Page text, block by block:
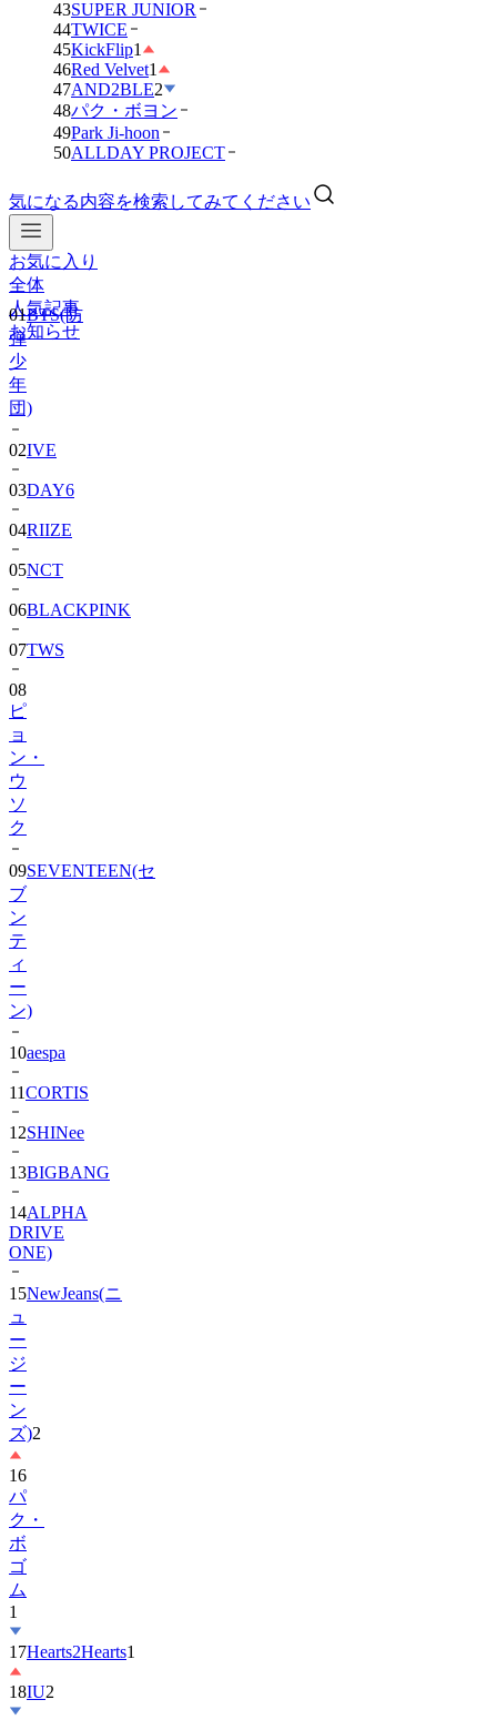
43SUPER JUNIOR
44TWICE
45KickFlip1
46Red Velvet1
47AND2BLE2
48パク・ボヨン
49Park Ji-hoon
50ALLDAY PROJECT
気になる内容を検索してみてください
お気に入り
全体
人気記事
お知らせ
01BTS(防
弾
少
年
団)
02 IVE
03DAY6
04RIIZE
05NCT
06BLACKPINK
07TWS
08
ピ
ョ
ン・
ウ
ソ
ク
09
ブ
ン
テ
ィ
ー
ン)
10aespa
11CORTIS
12SHINee
13BIGBANG
14ALPHA
DRIVE
ONE)
15NewJeans(ニ
ュ
ー
ジ
ー
ン
ズ)
16
パ
ク・
ボ
ゴ
ム
1
17
18IU2
19
ス